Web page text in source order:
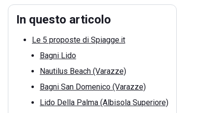
In questo articolo
Le 5 proposte di Spiagge.it
Bagni Lido
Nautilus Beach (Varazze)
Bagni San Domenico (Varazze)
Lido Della Palma (Albisola Superiore)